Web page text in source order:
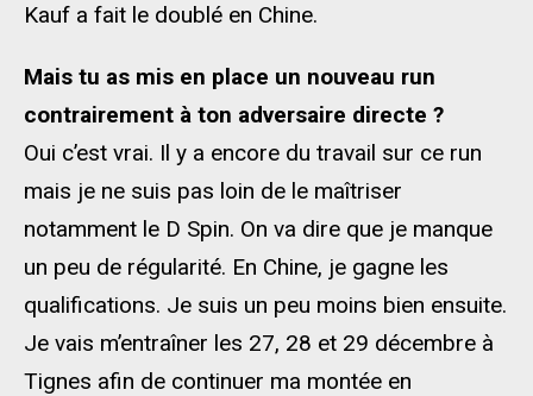
Kauf a fait le doublé en Chine.
Mais tu as mis en place un nouveau run
contrairement à ton adversaire directe ?
Oui c’est vrai. Il y a encore du travail sur ce run
mais je ne suis pas loin de le maîtriser
notamment le D Spin. On va dire que je manque
un peu de régularité. En Chine, je gagne les
qualifications. Je suis un peu moins bien ensuite.
Je vais m’entraîner les 27, 28 et 29 décembre à
Tignes afin de continuer ma montée en